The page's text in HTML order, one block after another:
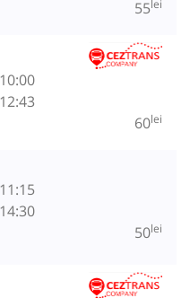
55lei
10:00
12:43
60lei
11:15
14:30
50lei